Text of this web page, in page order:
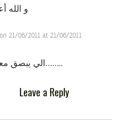
و الله
on 21/06/2011 at 21/06/2011
الي يبصق معادش يلحس……..
Leave a Reply